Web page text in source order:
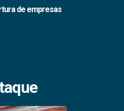
de empresas